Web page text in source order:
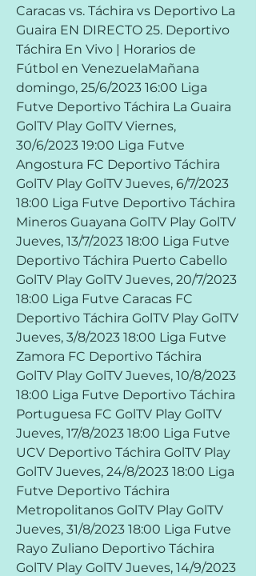
Caracas vs. Táchira vs Deportivo La
Guaira EN DIRECTO 25. Deportivo
Táchira En Vivo | Horarios de
Fútbol en VenezuelaMañana
domingo, 25/6/2023 16:00 Liga
Futve Deportivo Táchira La Guaira
GolTV Play GolTV Viernes,
30/6/2023 19:00 Liga Futve
Angostura FC Deportivo Táchira
GolTV Play GolTV Jueves, 6/7/2023
18:00 Liga Futve Deportivo Táchira
Mineros Guayana GolTV Play GolTV
Jueves, 13/7/2023 18:00 Liga Futve
Deportivo Táchira Puerto Cabello
GolTV Play GolTV Jueves, 20/7/2023
18:00 Liga Futve Caracas FC
Deportivo Táchira GolTV Play GolTV
Jueves, 3/8/2023 18:00 Liga Futve
Zamora FC Deportivo Táchira
GolTV Play GolTV Jueves, 10/8/2023
18:00 Liga Futve Deportivo Táchira
Portuguesa FC GolTV Play GolTV
Jueves, 17/8/2023 18:00 Liga Futve
UCV Deportivo Táchira GolTV Play
GolTV Jueves, 24/8/2023 18:00 Liga
Futve Deportivo Táchira
Metropolitanos GolTV Play GolTV
Jueves, 31/8/2023 18:00 Liga Futve
Rayo Zuliano Deportivo Táchira
GolTV Play GolTV Jueves, 14/9/2023